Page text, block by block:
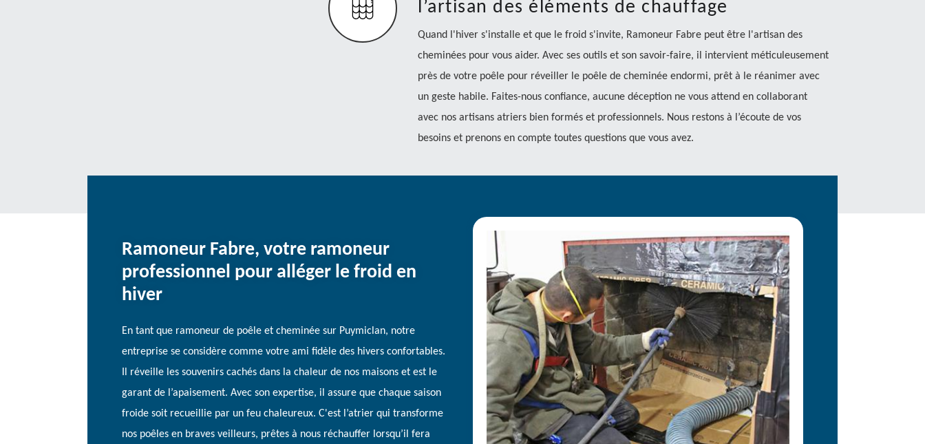
l’artisan des éléments de chauffage
Quand l'hiver s'installe et que le froid s'invite, Ramoneur Fabre peut être l'artisan des
cheminées pour vous aider. Avec ses outils et son savoir-faire, il intervient méticuleusement
près de votre poêle pour réveiller le poêle de cheminée endormi, prêt à le réanimer avec
un geste habile. Faites-nous confiance, aucune déception ne vous attend en collaborant
avec nos artisans atriers bien formés et professionnels. Nous restons à l’écoute de vos
besoins et prenons en compte toutes questions que vous avez.
Ramoneur Fabre, votre ramoneur
professionnel pour alléger le froid en
hiver
En tant que ramoneur de poêle et cheminée sur Puymiclan, notre
entreprise se considère comme votre ami fidèle des hivers confortables.
Il réveille les souvenirs cachés dans la chaleur de nos maisons et est le
garant de l’apaisement. Avec son expertise, il assure que chaque saison
froide soit recueillie par un feu chaleureux. C'est l’atrier qui transforme
nos poêles en braves veilleurs, prêtes à nous réchauffer lorsqu’il fera